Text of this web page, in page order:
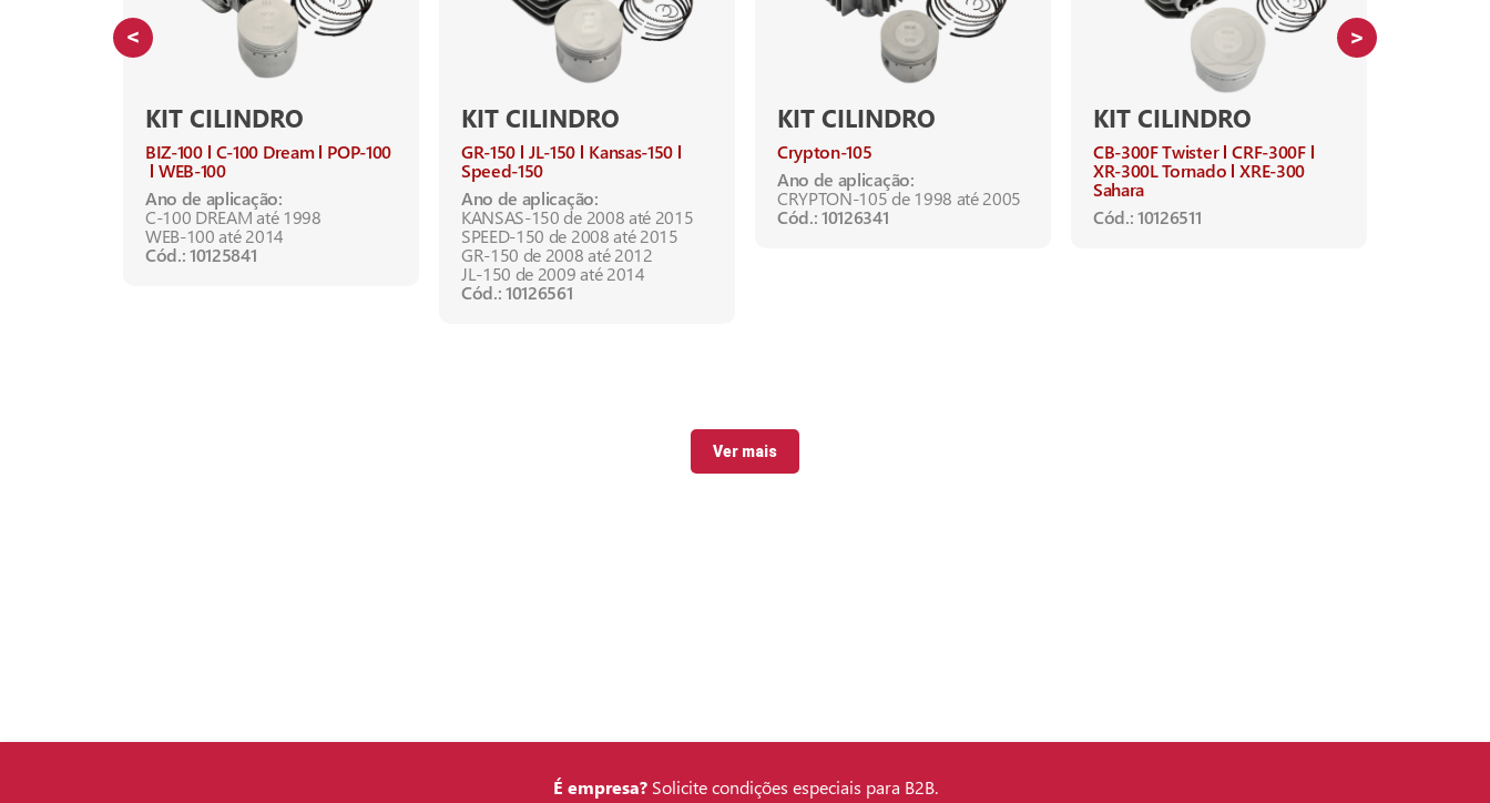
KIT CILINDRO
BIZ-100 C-100 Dream
POP-100
WEB-100
Ano de aplicação:
C-100 DREAM até 1998
WEB-100 até 2014
Cód.: 10125841
KIT CILINDRO
GR-150 JL-150
Kansas-150
Speed-150
Ano de aplicação:
KANSAS-150 de 2008 até 2015
SPEED-150 de 2008 até 2015
GR-150 de 2008 até 2012
JL-150 de 2009 até 2014
Cód.: 10126561
KIT CILINDRO
Crypton-105
Ano de aplicação:
CRYPTON-105 de 1998 até 2005
Cód.: 10126341
KIT CILINDRO
CB-300F Twister CRF-300F
XR-300L Tornado XRE-300
Sahara
Cód.: 10126511
Ver mais
É empresa?Solicite condições especiais para B2B.